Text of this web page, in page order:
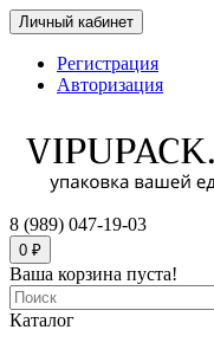
Личный кабинет
Регистрация
Авторизация
8 (989) 047-19-03
0 ₽
Ваша корзина пуста!
Каталог